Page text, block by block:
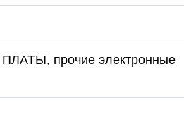
ПЛАТЫ, прочие электронные